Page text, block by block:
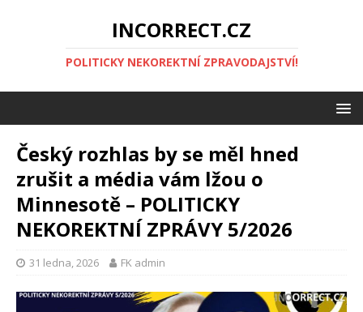
INCORRECT.CZ
POLITICKY NEKOREKTNÍ ZPRAVODAJSTVÍ!
Český rozhlas by se měl hned
zrušit a média vám lžou o
Minnesotě – POLITICKY
NEKOREKTNÍ ZPRÁVY 5/2026
31 ledna, 2026 FK admin